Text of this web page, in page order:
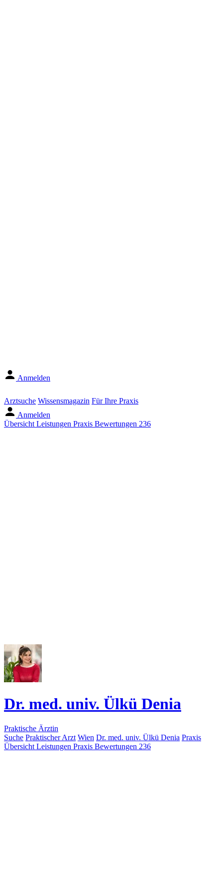
Anmelden
Arztsuche Wissensmagazin Für Ihre Praxis
Anmelden
Übersicht Leistungen Praxis Bewertungen 236
Dr. med. univ. Ülkü Denia
Praktische Ärztin
Suche Praktischer Arzt Wien Dr. med. univ. Ülkü Denia Praxis
Übersicht Leistungen Praxis Bewertungen 236